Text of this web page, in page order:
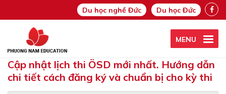
Du học nghề Đức Du học Đức
MENU
Cập nhật lịch thi ÖSD mới nhất. Hướng dẫn
chi tiết cách đăng ký và chuẩn bị cho kỳ thi